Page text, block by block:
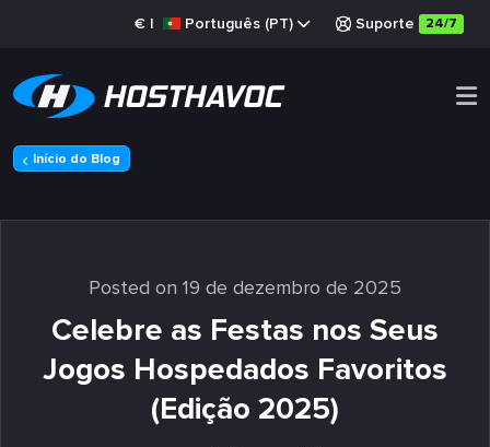
€ | Português (PT) Suporte 24/7
Início do Blog
Posted on 19 de dezembro de 2025
Celebre as Festas nos Seus
Jogos Hospedados Favoritos
(Edição 2025)